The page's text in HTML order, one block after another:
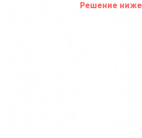
Решение ниже